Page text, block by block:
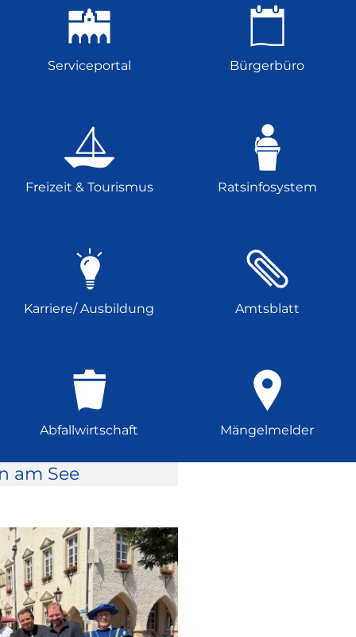
Serviceportal Bürgerbüro
Freizeit & Tourismus Ratsinfosystem
Karriere/ Ausbildung Amtsblatt
Abfallwirtschaft Mängelmelder
am See